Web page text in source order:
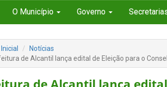
O Município Governo
Notícias
de Alcantil lança edital de Eleição para o